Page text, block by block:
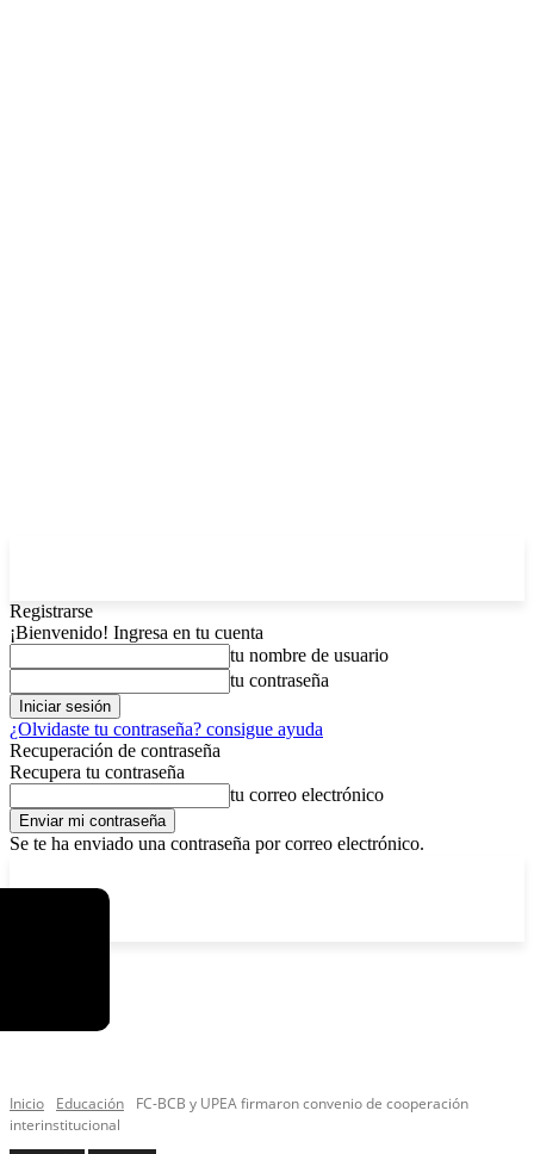
Registrarse
¡Bienvenido! Ingresa en tu cuenta
tu nombre de usuario
tu contraseña
¿Olvidaste tu contraseña? consigue ayuda
Recuperación de contraseña
Recupera tu contraseña
tu correo electrónico
Se te ha enviado una contraseña por correo electrónico.
Inicio Educación
FC-BCB y UPEA firmaron convenio de cooperación
interinstitucional